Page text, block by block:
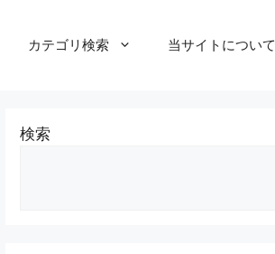
カテゴリ検索 当サイトについて
検索